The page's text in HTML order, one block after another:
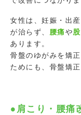
女性は、妊娠・出
が治らず、 腰痛や
あります。
骨盤のゆがみを矯正
ためにも、骨盤矯
●肩こり・腰痛